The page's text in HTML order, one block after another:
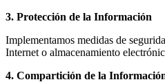
3. Protección de la Información
Implementamos medidas de
Internet o almacenamiento
4. Compartición de la